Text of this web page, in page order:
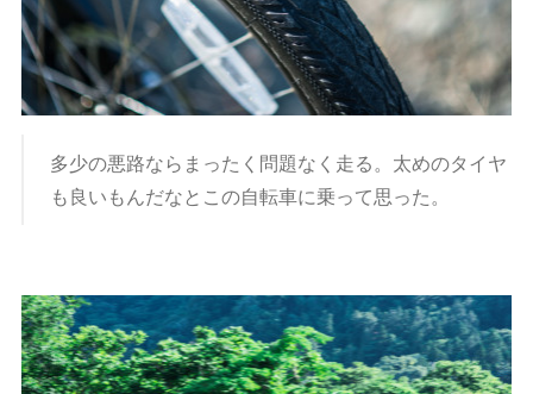
多少の悪路ならまったく問題なく走る。太めのタイヤ
も良いもんだなとこの自転車に乗って思った。